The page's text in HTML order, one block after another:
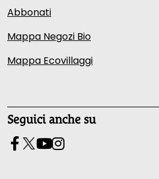
Abbonati
Mappa Negozi Bio
Mappa Ecovillaggi
Seguici anche su